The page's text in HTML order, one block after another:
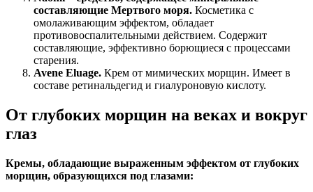
составляющие Мертвого моря. Косметика с
омолаживающим эффектом, обладает
противовоспалительными действием. Содержит
составляющие, эффективно борющиеся с процессами
старения.
Avene Eluage. Крем от мимических морщин. Имеет в
составе ретинальдегид и гиалуроновую кислоту.
От глубоких морщин на веках и вокруг
глаз
Кремы, обладающие выраженным эффектом от глубоких
морщин, образующихся под глазами: